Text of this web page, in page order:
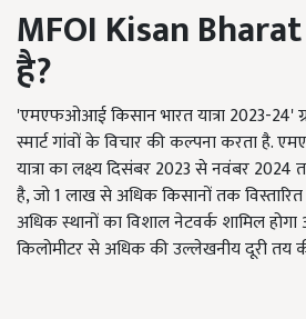
MFOI Kisan
है?
'एमएफओआई किसान भारत यात्रा 2023-24'
स्मार्ट गांवों के विचार की कल्पना करता है.
यात्रा का लक्ष्य दिसंबर 2023 से नवंबर 2024
है, जो 1 लाख से अधिक किसानों तक
अधिक स्थानों का विशाल नेटवर्क शामिल
किलोमीटर से अधिक की उल्लेखनीय दूरी तय